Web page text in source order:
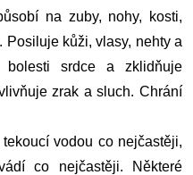
na zuby, nohy, kosti,
Posiluje kůži, vlasy, nehty a
bolesti srdce a zklidňuje
zrak a sluch. Chrání
vodou co nejčastěji,
co nejčastěji. Některé